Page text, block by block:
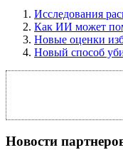
Исследования
Как ИИ может
Новые оценки
Новый способ
Новости